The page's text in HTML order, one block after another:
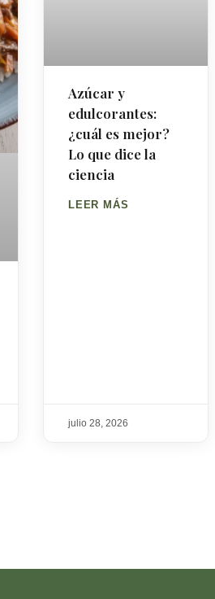
Azúcar y
edulcorantes:
¿cuál es mejor?
Lo que dice la
ciencia
LEER MÁS
julio 28, 2026